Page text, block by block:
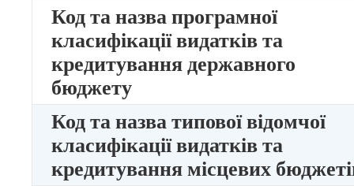
Код та назва програмної
класифікації видатків та
кредитування державного
бюджету
Код та назва типової відомчої
класифікації видатків та
кредитування місцевих